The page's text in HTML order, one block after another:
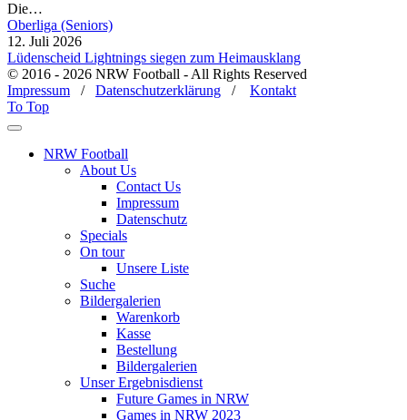
Die…
Oberliga (Seniors)
12. Juli 2026
Lüdenscheid Lightnings siegen zum Heimausklang
© 2016 - 2026 NRW Football - All Rights Reserved
Impressum / Datenschutzerklärung / Kontakt
To Top
NRW Football
About Us
Contact Us
Impressum
Datenschutz
Specials
On tour
Unsere Liste
Suche
Bildergalerien
Warenkorb
Kasse
Bestellung
Bildergalerien
Unser Ergebnisdienst
Future Games in NRW
Games in NRW 2023